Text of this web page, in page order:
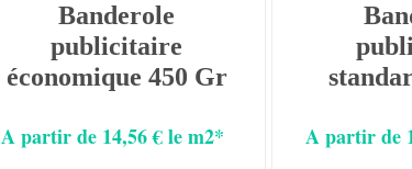
Banderole
publicitaire
économique 450 Gr
A partir de 14,56 € le m2* A partir de